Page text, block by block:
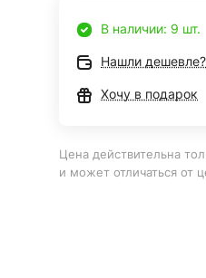
В наличии: 9 шт.
Нашли дешевле?
Хочу в подарок
Цена действительна
и может отличаться от